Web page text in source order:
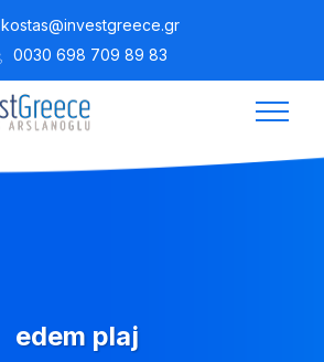
kostas@investgreece.gr
0030 698 709 89 83
edem plaj